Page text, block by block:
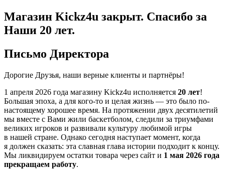
Магазин Kickz4u закрыт. Спасибо за
Наши 20 лет.
Письмо Директора
Дорогие Друзья, наши верные клиенты и партнёры!
1 апреля 2026 года магазину Kickz4u исполняется 20 лет!
Большая эпоха, а для кого-то и целая жизнь — это было по-
настоящему хорошее время. На протяжении двух десятилетий
мы вместе с Вами жили баскетболом, следили за триумфами
великих игроков и развивали культуру любимой игры
в нашей стране. Однако сегодня наступает момент, когда
я должен сказать: эта славная глава истории подходит к концу.
Мы ликвидируем остатки товара через сайт и 1 мая 2026 года
прекращаем работу.